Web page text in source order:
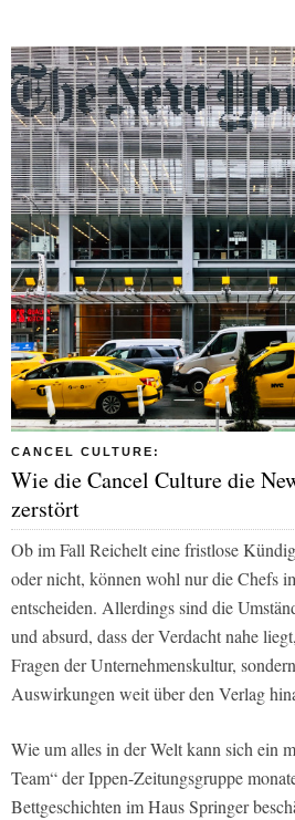
CANCEL CULTURE:
Wie die Cancel Culture die
zerstört
Ob im Fall Reichelt eine fristlose
oder nicht, können wohl nur die Chefs
entscheiden. Allerdings sind die
und absurd, dass der Verdacht nahe
Fragen der Unternehmenskultur,
Auswirkungen weit über den Verlag
Wie um alles in der Welt kann sich ein
Team“ der Ippen-Zeitungsgruppe
Bettgeschichten im Haus Springer